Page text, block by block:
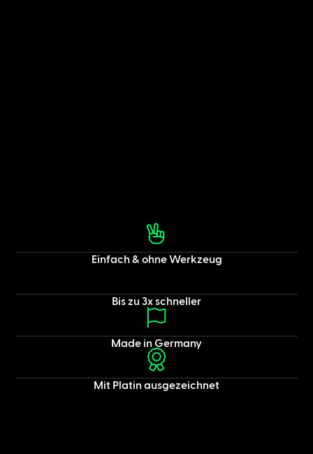
Einfach & ohne Werkzeug
Bis zu 3x schneller
Made in Germany
Mit Platin ausgezeichnet